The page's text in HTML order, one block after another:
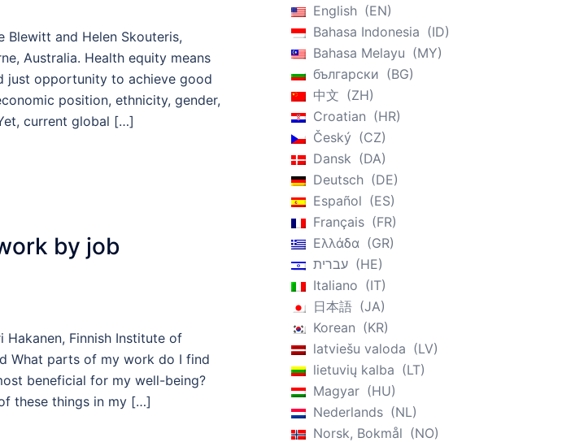
Blewitt and Helen Skouteris,
Australia. Health equity means
just opportunity to achieve good
position, ethnicity, gender,
current global […]
by job
Hakanen, Finnish Institute of
What parts of my work do I find
beneficial for my well-being?
these things in my […]
English
EN
Bahasa Indonesia
ID
Bahasa Melayu
MY
български
BG
中文
ZH
Croatian
HR
Český
CZ
Dansk
DA
Deutsch
DE
Español
ES
Français
FR
Ελλάδα
GR
עברית
HE
Italiano
IT
日本語
JA
Korean
KR
latviešu valoda
LV
lietuvių kalba
LT
Magyar
HU
Nederlands
NL
Norsk, Bokmål
NO